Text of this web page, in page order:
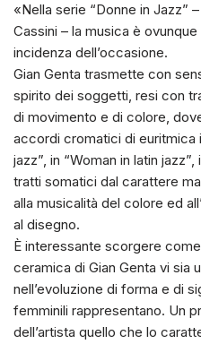
«Nella serie “Donne in Jazz”
Cassini – la musica è
incidenza dell’occasione.
Gian Genta trasmette con
spirito dei soggetti, resi con
di movimento e di colore,
accordi cromatici di euritmica
jazz”, in “Woman in latin
tratti somatici dal carattere
alla musicalità del colore ed
al disegno.
È interessante scorgere
ceramica di Gian Genta vi sia
nell’evoluzione di forma e di
femminili rappresentano. Un
dell’artista quello che lo